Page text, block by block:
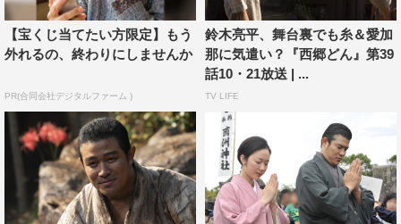
NHK大河ドラマ『西郷どん』
NHK総合
毎週日曜 午後6時放送
番組サイト：https://www.nhk.or.jp/segodon/
©NHK
【宝くじ当てたい方限定】もう
外れるの、終わりにしませんか
PR(合同会社デジタルファーム )
鈴木亮平、舞台裏でも糸＆愛加
那に気遣い？『西郷どん』第39
話10・21放送 | ...
TV LIFE